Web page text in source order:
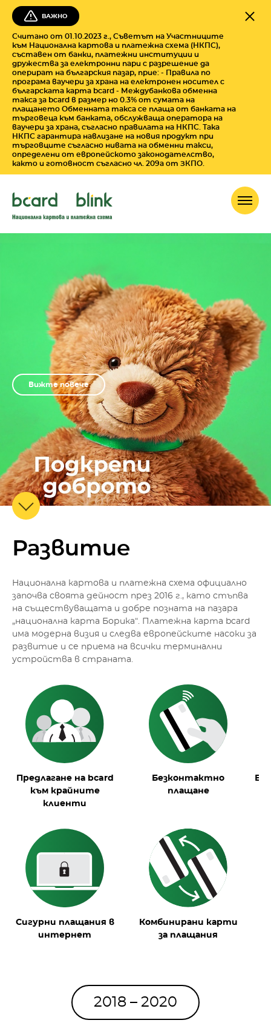
ВАЖНО
Считано от 01.10.2023 г., Съветът на Участниците
към Национална картова и платежна схема (НКПС),
съставен от банки, платежни институции и
дружества за електронни пари с разрешение да
оперират на българския пазар, прие: - Правила по
програма ваучери за храна на електронен носител с
българската карта bcard - Междубанкова обменна
такса за bcard в размер но 0.3% от сумата на
плащането Обменната такса се плаща от банката на
търговеца към банката, обслужваща оператора на
ваучери за храна, съгласно правилата на НКПС. Така
НКПС гарантира навлизане на новия продукт при
търговците съгласно нивата на обменни такси,
определени от европейското законодателство,
както и готовност съгласно чл. 209а от ЗКПО.
Вижте повече
Развитие
Национална картова и платежна схема официално
започва своята дейност през 2016 г., като стъпва
на съществуващата и добре позната на пазара
„национална карта Борика“. Платежна карта bcard
има модерна визия и следва европейските насоки за
развитие и се приема на всички терминални
устройства в страната.
Предлагане на bcard
към крайните
клиенти
Безконтактно
плащане
Сигурни плащания в
интернет
Комбинирани карти
за плащания
2018 – 2020